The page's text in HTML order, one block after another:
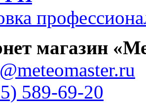
магазин
589-69-20